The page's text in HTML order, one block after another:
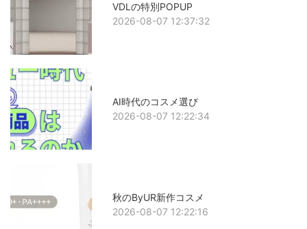
VDLの特別POPUP
2026-08-07 12:37:32
AI時代のコスメ選び
2026-08-07 12:22:34
秋のByUR新作コスメ
2026-08-07 12:22:16